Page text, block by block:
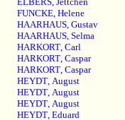
FUNCKE,Helene
HAARHAUS,Gustav
HAARHAUS,Selma
HARKORT,Carl
HARKORT,Caspar
HARKORT,Caspar
HEYDT,August
HEYDT,August
HEYDT,August
HEYDT,Eduard